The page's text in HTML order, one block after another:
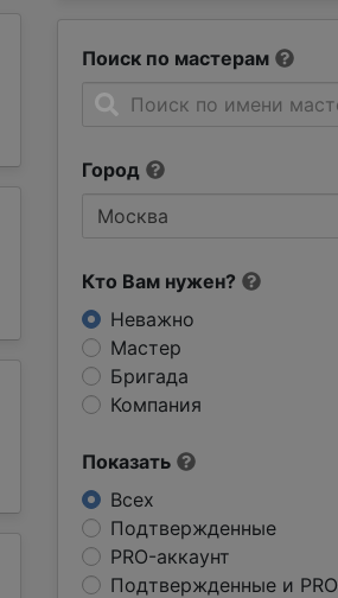
Поиск по мастерам
Город
Кто Вам нужен?
Неважно
Мастер
Бригада
Компания
Показать
Всех
Подтвержденные
PRO-аккаунт
Подтвержденные и PRO